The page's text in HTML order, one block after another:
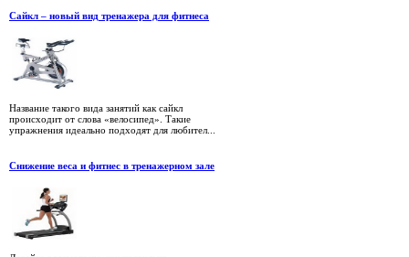
Сайкл – новый вид тренажера для фитнеса
Название такого вида занятий как сайкл
происходит от слова «велосипед». Такие
упражнения идеально подходят для любител...
Снижение веса и фитнес в тренажерном зале